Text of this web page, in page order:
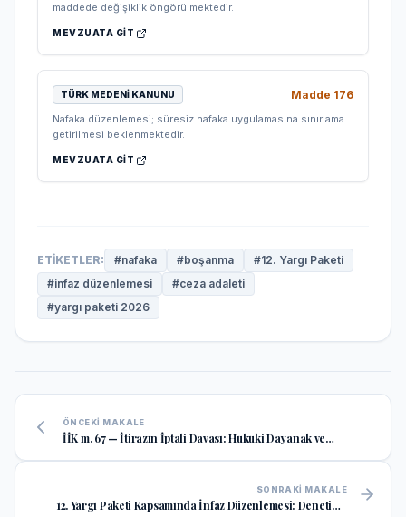
maddede değişiklik öngörülmektedir.
MEVZUATA GIT
TÜRK MEDENI KANUNU Madde 176
Nafaka düzenlemesi; süresiz nafaka uygulamasına sınırlama
getirilmesi beklenmektedir.
MEVZUATA GIT
ETIKETLER: #nafaka #boşanma #12. Yargı Paketi
#infaz düzenlemesi #ceza adaleti
#yargı paketi 2026
ÖNCEKI MAKALE
İİK m. 67 — İtirazın İptali Davası: Hukuki Dayanak ve
SONRAKI MAKALE
12. Yargı Paketi Kapsamında İnfaz Düzenlemesi: Denetimli